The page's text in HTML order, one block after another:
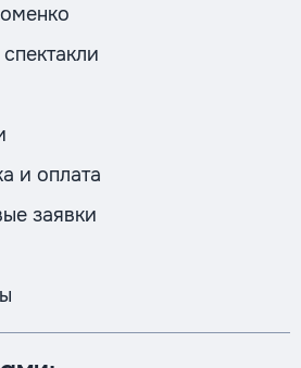
и оплата
заявки